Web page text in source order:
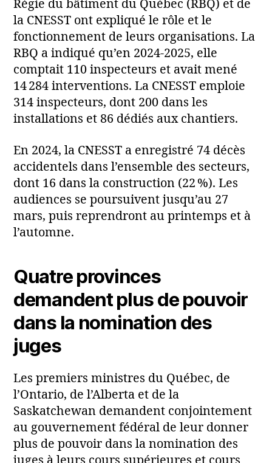
Régie du bâtiment du Québec (RBQ) et de
la CNESST ont expliqué le rôle et le
fonctionnement de leurs organisations. La
RBQ a indiqué qu’en 2024‑2025, elle
comptait 110 inspecteurs et avait mené
14 284 interventions. La CNESST emploie
314 inspecteurs, dont 200 dans les
installations et 86 dédiés aux chantiers.
En 2024, la CNESST a enregistré 74 décès
accidentels dans l’ensemble des secteurs,
dont 16 dans la construction (22 %). Les
audiences se poursuivent jusqu’au 27
mars, puis reprendront au printemps et à
l’automne.
Quatre provinces
demandent plus de pouvoir
dans la nomination des
juges
Les premiers ministres du Québec, de
l’Ontario, de l’Alberta et de la
Saskatchewan demandent conjointement
au gouvernement fédéral de leur donner
plus de pouvoir dans la nomination des